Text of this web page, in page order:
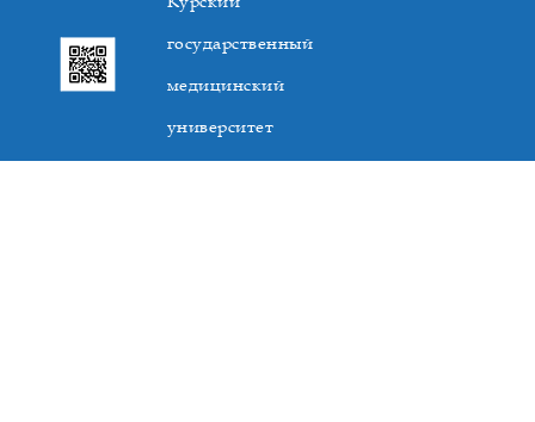
государственный
медицинский
университет